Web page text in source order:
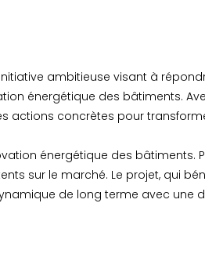
ambitieuse visant à
énergétique des bâtiments.
actions concrètes pour
énergétique des bâtiments.
sur le marché. Le projet, qui
de long terme avec une